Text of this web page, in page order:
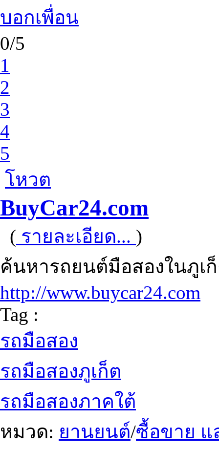
บอกเพื่อน
0/5
1
2
3
4
5
โหวต
BuyCar24.com
( รายละเอียด... )
ค้นหารถยนต์มือสองในภูเ
http://www.buycar24.com
Tag :
รถมือสอง
รถมือสองภูเก็ต
รถมือสองภาคใต้
หมวด: ยานยนต์/ซื้อขาย แ